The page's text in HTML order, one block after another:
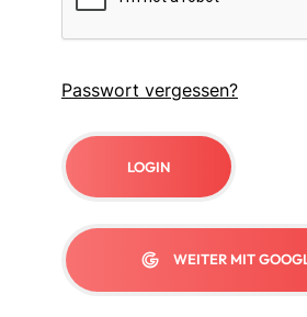
Passwort vergessen?
LOGIN
WEITER MIT